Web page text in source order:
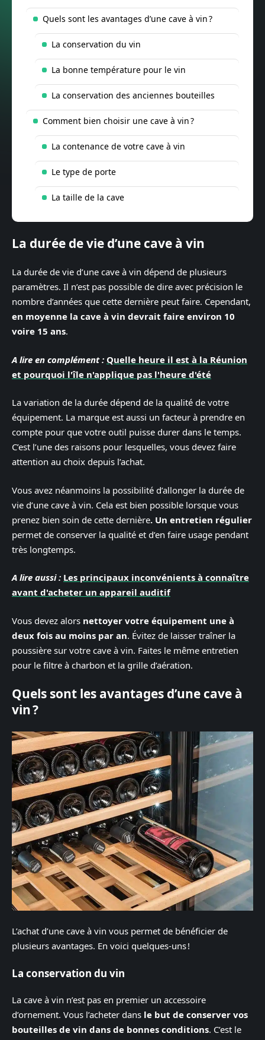
Quels sont les avantages d’une cave à vin ?
La conservation du vin
La bonne température pour le vin
La conservation des anciennes bouteilles
Comment bien choisir une cave à vin ?
La contenance de votre cave à vin
Le type de porte
La taille de la cave
La durée de vie d’une cave à vin
La durée de vie d’une cave à vin dépend de plusieurs
paramètres. Il n’est pas possible de dire avec précision le
nombre d’années que cette dernière peut faire. Cependant,
en moyenne la cave à vin devrait faire environ 10
voire 15 ans.
A lire en complément : Quelle heure il est à la Réunion
et pourquoi l'île n'applique pas l'heure d'été
La variation de la durée dépend de la qualité de votre
équipement. La marque est aussi un facteur à prendre en
compte pour que votre outil puisse durer dans le temps.
C’est l’une des raisons pour lesquelles, vous devez faire
attention au choix depuis l’achat.
Vous avez néanmoins la possibilité d’allonger la durée de
vie d’une cave à vin. Cela est bien possible lorsque vous
prenez bien soin de cette dernière. Un entretien régulier
permet de conserver la qualité et d’en faire usage pendant
très longtemps.
A lire aussi : Les principaux inconvénients à connaître
avant d'acheter un appareil auditif
Vous devez alors nettoyer votre équipement une à
deux fois au moins par an. Évitez de laisser traîner la
poussière sur votre cave à vin. Faites le même entretien
pour le filtre à charbon et la grille d’aération.
Quels sont les avantages d’une cave à
vin ?
L’achat d’une cave à vin vous permet de bénéficier de
plusieurs avantages. En voici quelques-uns !
La conservation du vin
La cave à vin n’est pas en premier un accessoire
d’ornement. Vous l’acheter dans le but de conserver vos
bouteilles de vin dans de bonnes conditions. C’est le